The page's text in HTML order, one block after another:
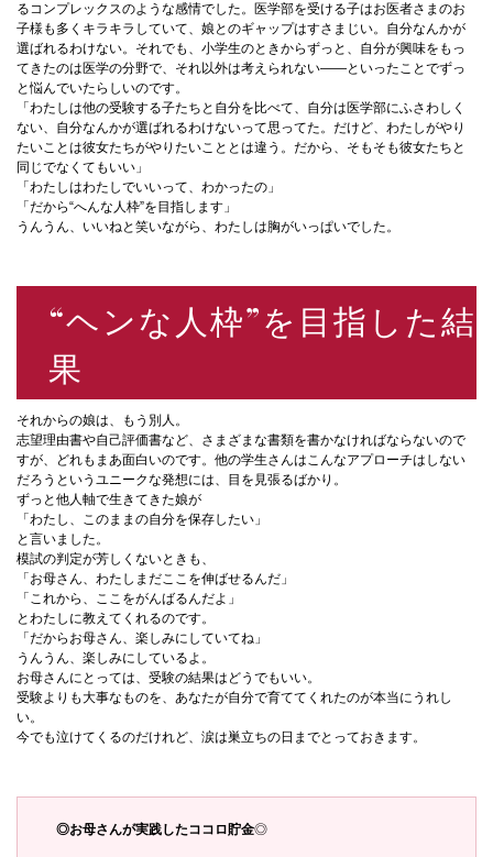
るコンプレックスのような感情でした。医学部を受ける子はお医者さまのお
子様も多くキラキラしていて、娘とのギャップはすさまじい。自分なんかが
選ばれるわけない。それでも、小学生のときからずっと、自分が興味をもっ
てきたのは医学の分野で、それ以外は考えられない——といったことでずっ
と悩んでいたらしいのです。
「わたしは他の受験する子たちと自分を比べて、自分は医学部にふさわしく
ない、自分なんかが選ばれるわけないって思ってた。だけど、わたしがやり
たいことは彼女たちがやりたいこととは違う。だから、そもそも彼女たちと
同じでなくてもいい」
「わたしはわたしでいいって、わかったの」
「だから“へんな人枠”を目指します」
うんうん、いいねと笑いながら、わたしは胸がいっぱいでした。
“ヘンな人枠”を目指した結
果
それからの娘は、もう別人。
志望理由書や自己評価書など、さまざまな書類を書かなければならないので
すが、どれもまあ面白いのです。他の学生さんはこんなアプローチはしない
だろうというユニークな発想には、目を見張るばかり。
ずっと他人軸で生きてきた娘が
「わたし、このままの自分を保存したい」
と言いました。
模試の判定が芳しくないときも、
「お母さん、わたしまだここを伸ばせるんだ」
「これから、ここをがんばるんだよ」
とわたしに教えてくれるのです。
「だからお母さん、楽しみにしていてね」
うんうん、楽しみにしているよ。
お母さんにとっては、受験の結果はどうでもいい。
受験よりも大事なものを、あなたが自分で育ててくれたのが本当にうれし
い。
今でも泣けてくるのだけれど、涙は巣立ちの日までとっておきます。
◎お母さんが実践したココロ貯金◎